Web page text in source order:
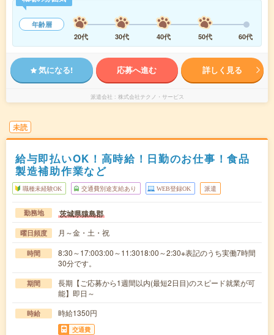
年齢層
20代
30代 40代 50代 60代
気になる! 応募へ進む 詳しく見る
派遣会社 株式会社テクノ・サービス
未読
給与即払いOK！高時給！日勤のお仕事！食品
製造補助作業など
職種未経験OK 交通費別途支給あり WEB登録OK 派遣
勤務地 茨城県猿島郡
曜日頻度 月～金・土・祝
時間
8:30～17:003:00～11:3018:00～2:30※表記のうち実働7時間
30分です。
期間
長期【ご応募から1週間以内(最短2日目)のスピード就業が可
能】即日～
時給 時給1350円
交通費